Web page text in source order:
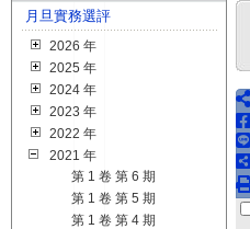
月旦實務選評
2026 年
2025 年
2024 年
2023 年
2022 年
2021 年
第 1 卷 第 6 期
第 1 卷 第 5 期
第 1 卷 第 4 期